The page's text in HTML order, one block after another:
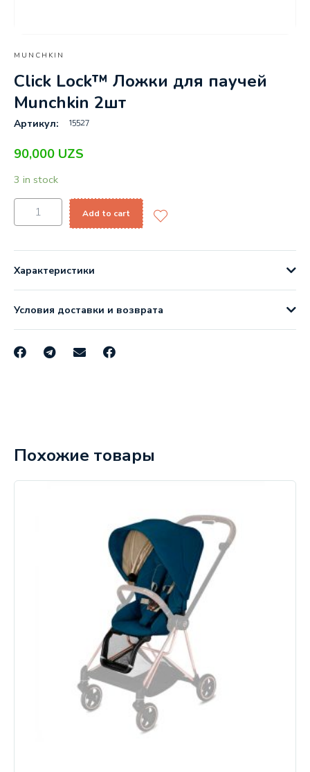
MUNCHKIN
Click Lock™ Ложки для паучей
Munchkin 2шт
Артикул: 15527
90,000 UZS
3 in stock
Add to cart
Характеристики
Условия доставки и возврата
Похожие товары